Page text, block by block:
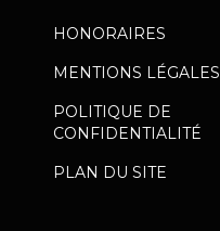
HONORAIRES
MENTIONS LÉGALES
POLITIQUE DE
CONFIDENTIALITÉ
PLAN DU SITE